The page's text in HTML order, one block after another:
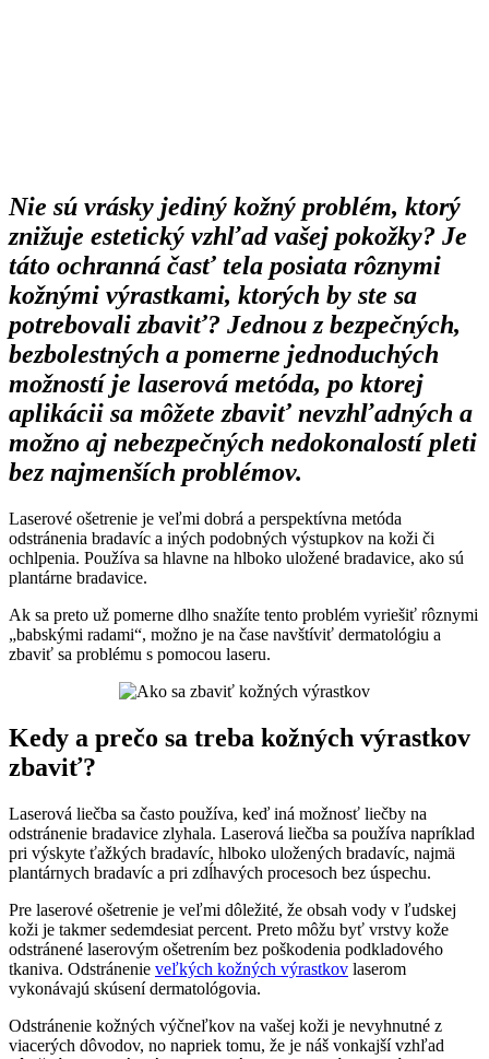
Nie sú vrásky jediný kožný problém, ktorý
znižuje estetický vzhľad vašej pokožky? Je
táto ochranná časť tela posiata rôznymi
kožnými výrastkami, ktorých by ste sa
potrebovali zbaviť? Jednou z bezpečných,
bezbolestných a pomerne jednoduchých
možností je laserová metóda, po ktorej
aplikácii sa môžete zbaviť nevzhľadných a
možno aj nebezpečných nedokonalostí pleti
bez najmenších problémov.
Laserové ošetrenie je veľmi dobrá a perspektívna metóda
odstránenia bradavíc a iných podobných výstupkov na koži či
ochlpenia. Používa sa hlavne na hlboko uložené bradavice, ako sú
plantárne bradavice.
Ak sa preto už pomerne dlho snažíte tento problém vyriešiť rôznymi
„babskými radami“, možno je na čase navštíviť dermatológiu a
zbaviť sa problému s pomocou laseru.
Kedy a prečo sa treba kožných výrastkov
zbaviť?
Laserová liečba sa často používa, keď iná možnosť liečby na
odstránenie bradavice zlyhala. Laserová liečba sa používa napríklad
pri výskyte ťažkých bradavíc, hlboko uložených bradavíc, najmä
plantárnych bradavíc a pri zdĺhavých procesoch bez úspechu.
Pre laserové ošetrenie je veľmi dôležité, že obsah vody v ľudskej
koži je takmer sedemdesiat percent. Preto môžu byť vrstvy kože
odstránené laserovým ošetrením bez poškodenia podkladového
tkaniva. Odstránenie veľkých kožných výrastkov laserom
vykonávajú skúsení dermatológovia.
Odstránenie kožných výčneľkov na vašej koži je nevyhnutné z
viacerých dôvodov, no napriek tomu, že je náš vonkajší vzhľad